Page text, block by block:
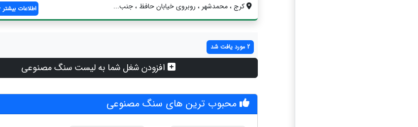
کرج ، محمدشهر ، روبروی خیابان حافظ ، جنب... اطلاعات بیشتر
2 مورد یافت شد
افزودن شغل شما به لیست سنگ مصنوعی
محبوب ترین های سنگ مصنوعی